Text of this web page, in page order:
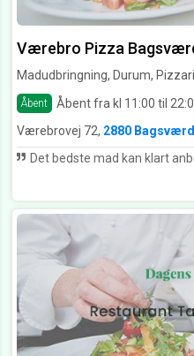
Værebro Pizza
Madudbringning, Durum,
Åbent Åbent fra kl 11:00 til
Værebrovej 72, 2880 Bagsværd
Det bedste mad kan klart anbefales Har